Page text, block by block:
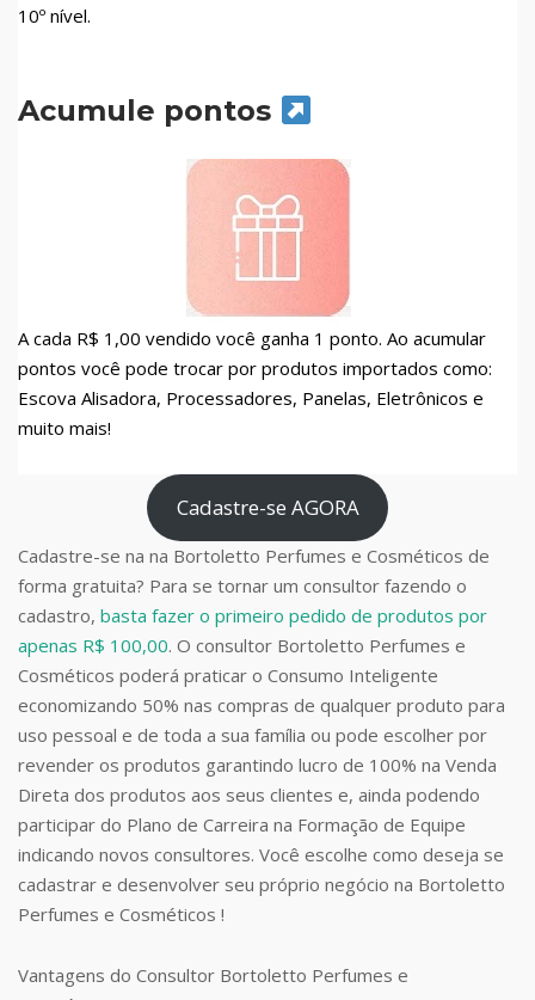
10º nível.
Acumule pontos
A cada R$ 1,00 vendido você ganha 1 ponto. Ao acumular
pontos você pode trocar por produtos importados como:
Escova Alisadora, Processadores, Panelas, Eletrônicos e
muito mais!
Cadastre-se AGORA
Cadastre-se na na Bortoletto Perfumes e Cosméticos de
forma gratuita? Para se tornar um consultor fazendo o
cadastro, basta fazer o primeiro pedido de produtos por
apenas R$ 100,00. O consultor Bortoletto Perfumes e
Cosméticos poderá praticar o Consumo Inteligente
economizando 50% nas compras de qualquer produto para
uso pessoal e de toda a sua família ou pode escolher por
revender os produtos garantindo lucro de 100% na Venda
Direta dos produtos aos seus clientes e, ainda podendo
participar do Plano de Carreira na Formação de Equipe
indicando novos consultores. Você escolhe como deseja se
cadastrar e desenvolver seu próprio negócio na Bortoletto
Perfumes e Cosméticos !
Vantagens do Consultor Bortoletto Perfumes e